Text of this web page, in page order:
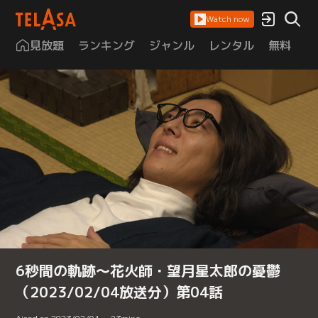
Watch now
見放題 ランキング ジャンル レンタル 無料
6秒間の軌跡～花火師・望月星太郎の憂鬱
（2023/02/04放送分）第04話